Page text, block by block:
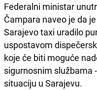
Federalni ministar
Čampara naveo je da
Sarajevo taxi uradilo
uspostavom
koje će biti moguće
sigurnosnim službama
situaciju u Sarajevu.